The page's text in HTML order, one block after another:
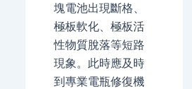
塊電池出現斷格、
極板軟化、極板活
性物質脫落等短路
現象。此時應及時
到專業電瓶修復機